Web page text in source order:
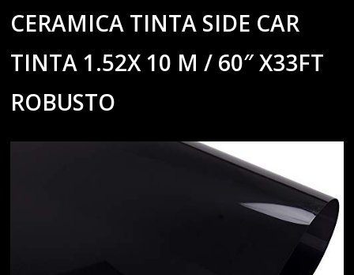
CERAMICA TINTA SIDE CAR
TINTA 1.52X 10 M / 60″ X33FT
ROBUSTO